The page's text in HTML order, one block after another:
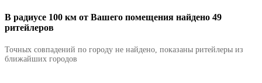
В радиусе 100 км от Вашего помещения найдено 49
ритейлеров
Точных совпадений по городу не найдено, показаны ритейлеры из
ближайших городов